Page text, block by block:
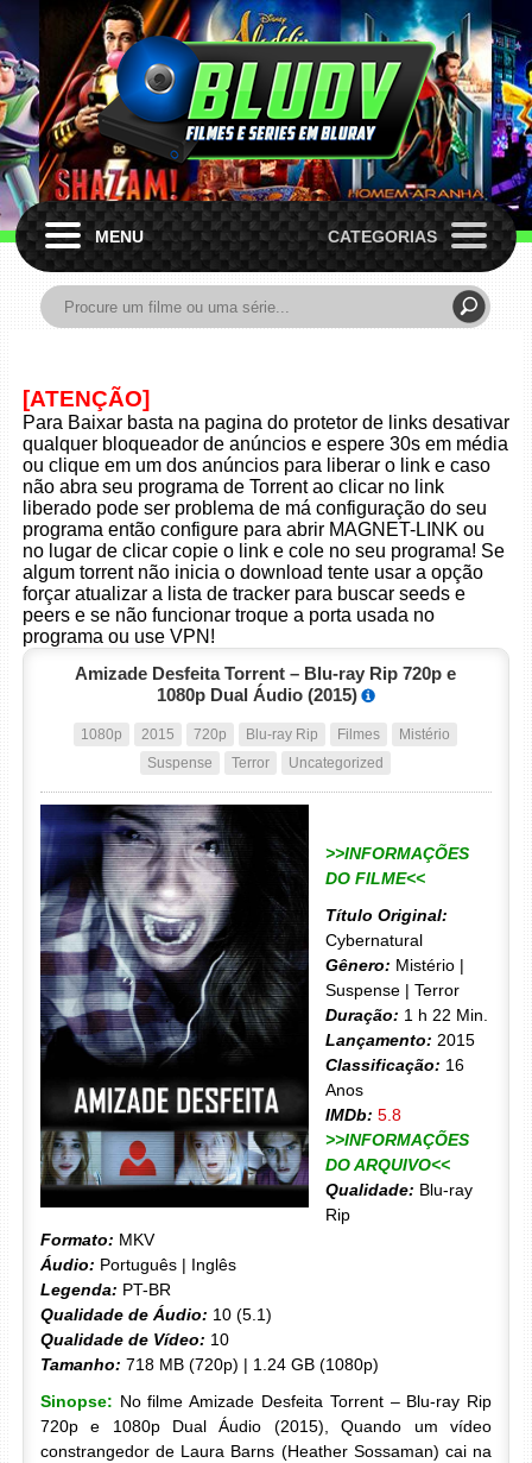
MENU CATEGORIAS
[ATENÇÃO]
Para Baixar basta na pagina do protetor de links desativar
qualquer bloqueador de anúncios e espere 30s em média
ou clique em um dos anúncios para liberar o link e caso
não abra seu programa de Torrent ao clicar no link
liberado pode ser problema de má configuração do seu
programa então configure para abrir MAGNET-LINK ou
no lugar de clicar copie o link e cole no seu programa! Se
algum torrent não inicia o download tente usar a opção
forçar atualizar a lista de tracker para buscar seeds e
peers e se não funcionar troque a porta usada no
programa ou use VPN!
Amizade Desfeita Torrent – Blu-ray Rip 720p e
1080p Dual Áudio (2015)
1080p 2015 720p Blu-ray Rip Filmes
Mistério
Suspense
Terror Uncategorized
>>INFORMAÇÕES
DO FILME<<
Título Original:
Cybernatural
Gênero: Mistério |
Suspense | Terror
Duração: 1 h 22 Min.
Lançamento: 2015
Classificação: 16
Anos
IMDb: 5.8
>>INFORMAÇÕES
DO ARQUIVO<<
Qualidade: Blu-ray
Rip
Formato: MKV
Áudio: Português | Inglês
Legenda: PT-BR
Qualidade de Áudio: 10 (5.1)
Qualidade de Vídeo: 10
Tamanho: 718 MB (720p) | 1.24 GB (1080p)
Sinopse: No filme Amizade Desfeita Torrent – Blu-ray Rip
720p e 1080p Dual Áudio (2015), Quando um vídeo
constrangedor de Laura Barns (Heather Sossaman) cai na